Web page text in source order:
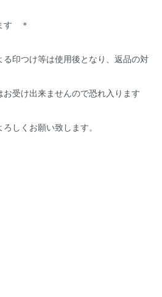
す ＊
印つけ等は使用後となり、返品の対
受け出来ませんので恐れ入ります
しくお願い致します。